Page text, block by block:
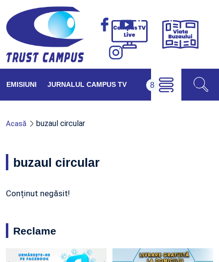
Campus
Viața
EMISIUNI JURNALUL CAMPUS TV
Acasă buzaul circular
buzaul circular
Conținut negăsit!
Reclame